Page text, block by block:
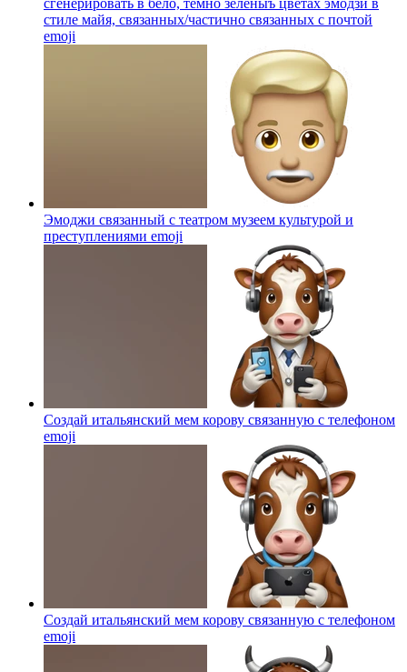
стиле майя, связанных/частично связанных с почтой
emoji
Эмоджи связанный с театром музеем культурой и
преступлениями emoji
Создай итальянский мем корову связанную с телефоном
emoji
Создай итальянский мем корову связанную с телефоном
emoji